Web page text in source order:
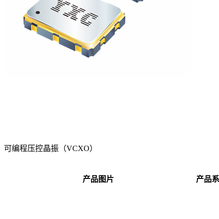
可编程压控晶振（VCXO）
产品图片 产品